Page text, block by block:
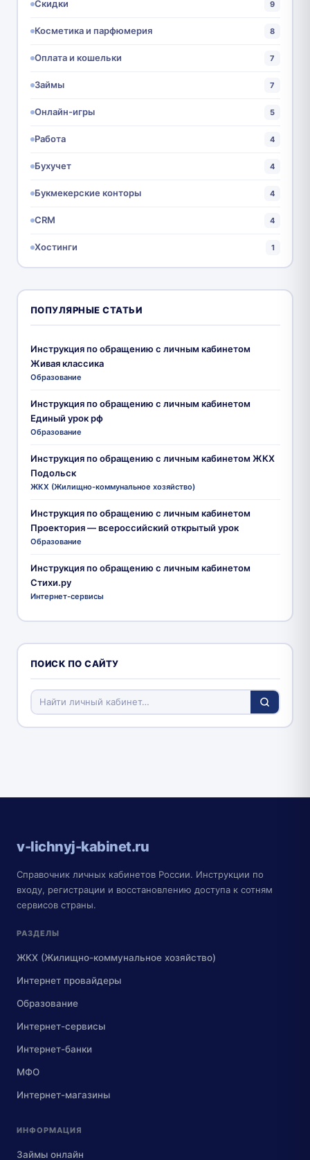
Скидки 9
Косметика и парфюмерия 8
Оплата и кошельки 7
Займы 7
Онлайн-игры 5
Работа 4
Бухучет 4
Букмекерские конторы 4
CRM 4
Хостинги 1
ПОПУЛЯРНЫЕ СТАТЬИ
Инструкция по обращению с личным кабинетом
Живая классика
Образование
Инструкция по обращению с личным кабинетом
Единый урок рф
Образование
Инструкция по обращению с личным кабинетом ЖКХ
Подольск
ЖКХ (Жилищно-коммунальное хозяйство)
Инструкция по обращению с личным кабинетом
Проектория — всероссийский открытый урок
Образование
Инструкция по обращению с личным кабинетом
Стихи.ру
Интернет-сервисы
ПОИСК ПО САЙТУ
v-lichnyj-kabinet.ru
Справочник личных кабинетов России. Инструкции по
входу, регистрации и восстановлению доступа к сотням
сервисов страны.
РАЗДЕЛЫ
ЖКХ (Жилищно-коммунальное хозяйство)
Интернет провайдеры
Образование
Интернет-сервисы
Интернет-банки
МФО
Интернет-магазины
ИНФОРМАЦИЯ
Займы онлайн